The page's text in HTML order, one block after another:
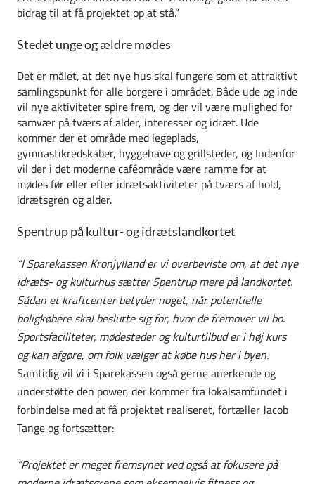
bidrag til at få projektet op at stå.”
Stedet unge og ældre mødes
Det er målet, at det nye hus skal fungere som et attraktivt
samlingspunkt for alle borgere i området. Både ude og inde
vil nye aktiviteter spire frem, og der vil være mulighed for
samvær på tværs af alder, interesser og idræt. Ude
kommer der et område med legeplads,
gymnastikredskaber, hyggehave og grillsteder, og Indenfor
vil der i det moderne caféområde være ramme for at
mødes før eller efter idrætsaktiviteter på tværs af hold,
idrætsgren og alder.
Spentrup på kultur- og idrætslandkortet
”I Sparekassen Kronjylland er vi overbeviste om, at det nye
idræts- og kulturhus sætter Spentrup mere på landkortet.
Sådan et kraftcenter betyder noget, når potentielle
boligkøbere skal beslutte sig for, hvor de fremover vil bo.
Sportsfaciliteter, mødesteder og kulturtilbud er i høj kurs
og kan afgøre, om folk vælger at købe hus her i byen.
Samtidig vil vi i Sparekassen også gerne anerkende og
understøtte den power, der kommer fra lokalsamfundet i
forbindelse med at få projektet realiseret, fortæller Jacob
Tange og fortsætter:
”Projektet er meget fremsynet ved også at fokusere på